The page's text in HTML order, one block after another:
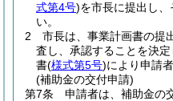
式第4号)を市長に提出し
い。
2
市長は、事業計画書の提
査し、承認することを決
書(様式第5号)により申請
(補助金の交付申請)
第7条
申請者は、補助金の